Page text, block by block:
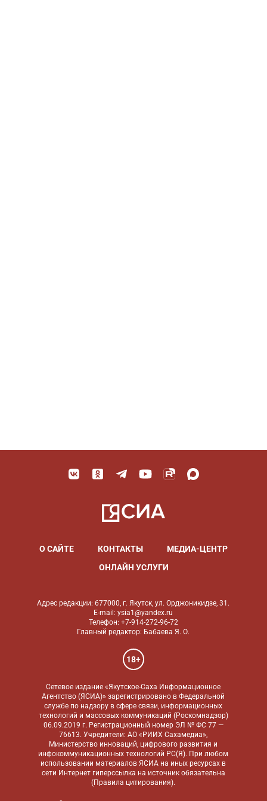
О САЙТЕ КОНТАКТЫ
МЕДИА-ЦЕНТР
ОНЛАЙН УСЛУГИ
Адрес редакции: 677000, г. Якутск, ул. Орджоникидзе, 31.
E-mail: ysia1@yandex.ru
Телефон: +7-914-272-96-72
Главный редактор: Бабаева Я. О.
18+
Сетевое издание «Якутское-Саха Информационное
Агентство (ЯСИА)» зарегистрировано в Федеральной
службе по надзору в сфере связи, информационных
технологий и массовых коммуникаций (Роскомнадзор)
06.09.2019 г. Регистрационный номер ЭЛ № ФС 77 —
76613. Учредители: АО «РИИХ Сахамедиа»,
Министерство инноваций, цифрового развития и
инфокоммуникационных технологий РС(Я). При любом
использовании материалов ЯСИА на иных ресурсах в
сети Интернет гиперссылка на источник обязательна
(Правила цитирования).